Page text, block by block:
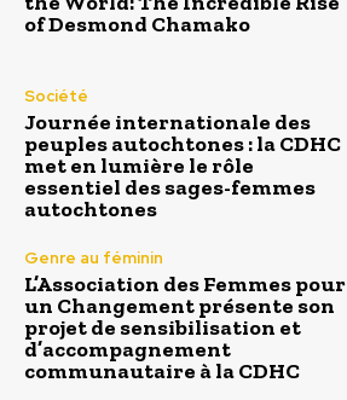
of Desmond Chamako
Société
Journée internationale des
peuples autochtones : la CDHC
met en lumière le rôle
essentiel des sages-femmes
autochtones
Genre au féminin
L’Association des Femmes pour
un Changement présente son
projet de sensibilisation et
d’accompagnement
communautaire à la CDHC